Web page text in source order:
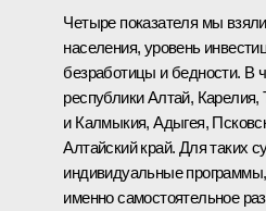
Четыре показателя мы
населения, уровень
безработицы и бедности. В
республики Алтай,
и Калмыкия, Адыгея,
Алтайский край. Для таких
индивидуальные
именно самостоятельное